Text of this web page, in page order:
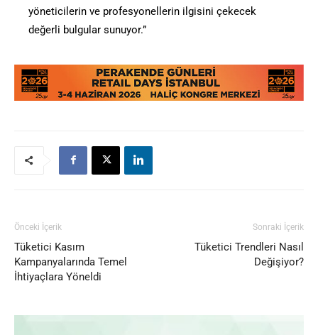
yöneticilerin ve profesyonellerin ilgisini çekecek
değerli bulgular sunuyor.”
Önceki İçerik
Tüketici Kasım
Kampanyalarında Temel
İhtiyaçlara Yöneldi
Sonraki İçerik
Tüketici Trendleri Nasıl
Değişiyor?